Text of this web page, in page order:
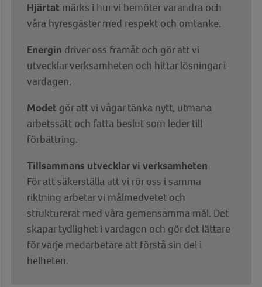
Hjärtat märks i hur vi bemöter varandra och
våra hyresgäster med respekt och omtanke.
Energin driver oss framåt och gör att vi
utvecklar verksamheten och hittar lösningar i
vardagen.
Modet gör att vi vågar tänka nytt, utmana
arbetssätt och fatta beslut som leder till
förbättring.
Tillsammans utvecklar vi verksamheten
För att säkerställa att vi rör oss i samma
riktning arbetar vi målmedvetet och
strukturerat med våra gemensamma mål. Det
skapar tydlighet i vardagen och gör det lättare
för varje medarbetare att förstå sin del i
helheten.